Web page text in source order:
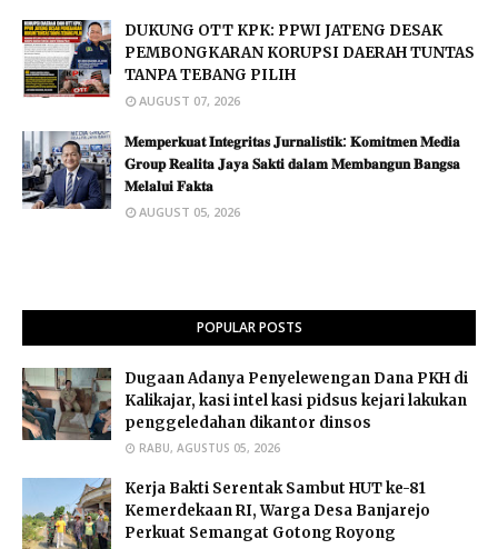
DUKUNG OTT KPK: PPWI JATENG DESAK
PEMBONGKARAN KORUPSI DAERAH TUNTAS
TANPA TEBANG PILIH
AUGUST 07, 2026
𝐌𝐞𝐦𝐩𝐞𝐫𝐤𝐮𝐚𝐭 𝐈𝐧𝐭𝐞𝐠𝐫𝐢𝐭𝐚𝐬 𝐉𝐮𝐫𝐧𝐚𝐥𝐢𝐬𝐭𝐢𝐤: 𝐊𝐨𝐦𝐢𝐭𝐦𝐞𝐧 𝐌𝐞𝐝𝐢𝐚
𝐆𝐫𝐨𝐮𝐩 𝐑𝐞𝐚𝐥𝐢𝐭𝐚 𝐉𝐚𝐲𝐚 𝐒𝐚𝐤𝐭𝐢 𝐝𝐚𝐥𝐚𝐦 𝐌𝐞𝐦𝐛𝐚𝐧𝐠𝐮𝐧 𝐁𝐚𝐧𝐠𝐬𝐚
𝐌𝐞𝐥𝐚𝐥𝐮𝐢 𝐅𝐚𝐤𝐭𝐚 ​
AUGUST 05, 2026
POPULAR POSTS
Dugaan Adanya Penyelewengan Dana PKH di
Kalikajar, kasi intel kasi pidsus kejari lakukan
penggeledahan dikantor dinsos
RABU, AGUSTUS 05, 2026
Kerja Bakti Serentak Sambut HUT ke-81
Kemerdekaan RI, Warga Desa Banjarejo
Perkuat Semangat Gotong Royong